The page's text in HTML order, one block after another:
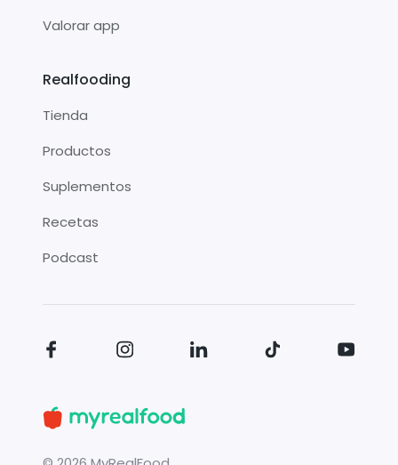
Valorar app
Realfooding
Tienda
Productos
Suplementos
Recetas
Podcast